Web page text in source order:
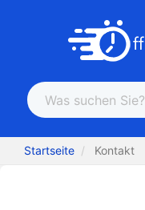
Startseite Kontakt